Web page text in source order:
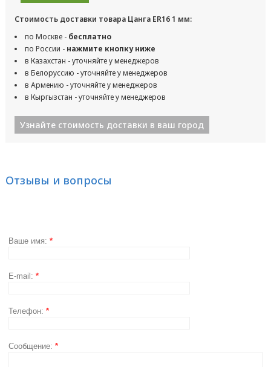
Стоимость доставки товара Цанга ER16 1 мм:
по Москве - бесплатно
по России - нажмите кнопку ниже
в Казахстан - уточняйте у менеджеров
в Белоруссию - уточняйте у менеджеров
в Армению - уточняйте у менеджеров
в Кыргызстан - уточняйте у менеджеров
Узнайте стоимость доставки в ваш город
Отзывы и вопросы
Ваше имя: *
E-mail: *
Телефон: *
Сообщение: *